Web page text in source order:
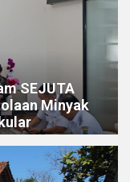
SEJUTA
Minyak